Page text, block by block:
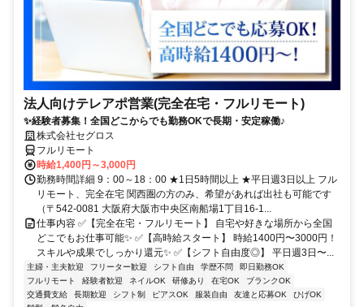
法人向けテレアポ営業(完全在宅・フルリモート)
✨経験者募集！全国どこからでも勤務OKで長期・安定稼働♪
株式会社セグロス
フルリモート
時給1,400円～3,000円
勤務時間詳細 9：00～18：00 ★1日5時間以上 ★平日週3日以上 フル
リモート、完全在宅 関西圏の方のみ、希望があれば出社も可能です
（〒542-0081 大阪府大阪市中央区南船場1丁目16-1...
仕事内容 ✅【完全在宅・フルリモート】 自宅や好きな場所から全国
どこでもお仕事可能✨ ✅【高時給スタート】 時給1400円〜3000円！
スキルや成果でしっかり還元✨ ✅【シフト自由度◎】 平日週3日〜...
主婦・主夫歓迎 フリーター歓迎 シフト自由 学歴不問
即日勤務OK
フルリモート
経験者歓迎 ネイルOK 研修あり 在宅OK
ブランクOK
交通費支給
長期歓迎 シフト制 ピアスOK 服装自由 友達と応募OK
ひげOK